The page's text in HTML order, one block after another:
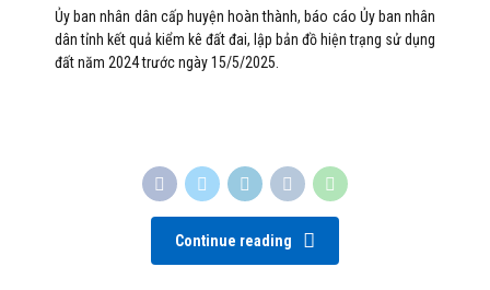
Ủy ban nhân dân cấp huyện hoàn thành, báo cáo Ủy ban nhân
dân tỉnh kết quả kiểm kê đất đai, lập bản đồ hiện trạng sử dụng
đất năm 2024 trước ngày 15/5/2025.
Continue reading